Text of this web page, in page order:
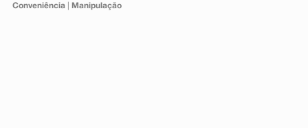
Conveniência| Manipulação